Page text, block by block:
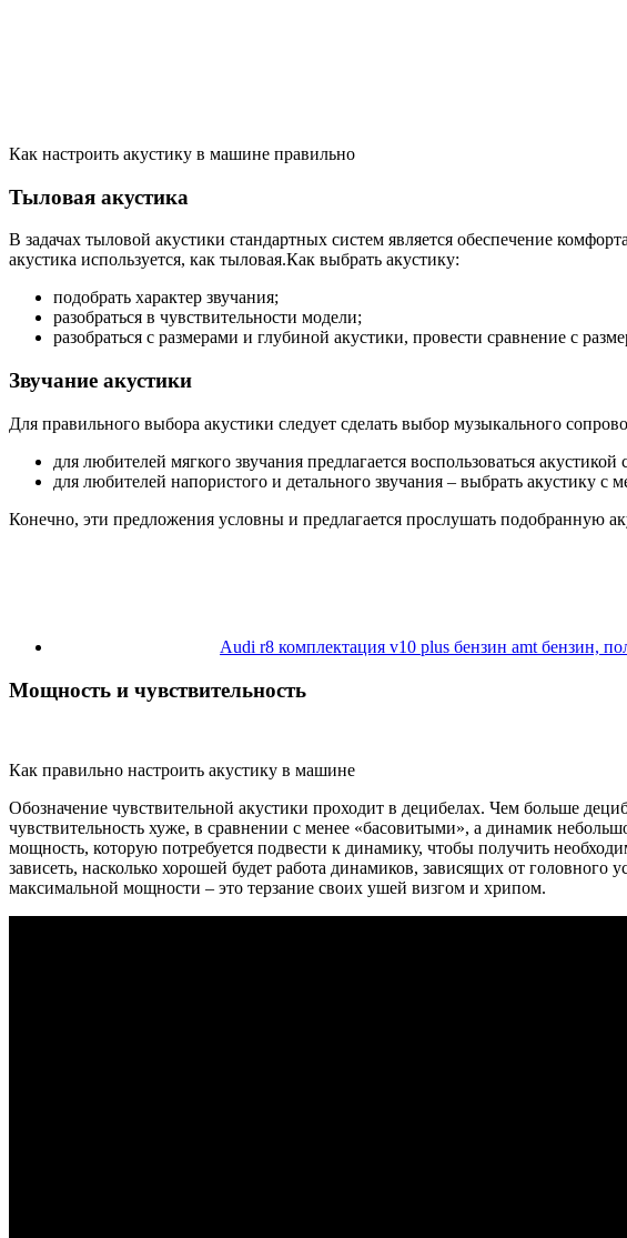
Как настроить акустику в машине правильно
Тыловая акустика
В задачах тыловой акустики стандартных систем является обеспечение
акустика используется, как тыловая.Как выбрать акустику:
подобрать характер звучания;
разобраться в чувствительности модели;
разобраться с размерами и глубиной акустики, провести сравнение с
Звучание акустики
Для правильного выбора акустики следует сделать выбор музыкального
для любителей мягкого звучания предлагается воспользоваться
для любителей напористого и детального звучания – выбрать акустику с
Конечно, эти предложения условны и предлагается прослушать подобранную
Audi r8 комплектация v10 plus бензин amt бензин,
Мощность и чувствительность
Как правильно настроить акустику в машине
Обозначение чувствительной акустики проходит в децибелах. Чем больше
чувствительность хуже, в сравнении с менее «басовитыми», а динамик
мощность, которую потребуется подвести к динамику, чтобы получить
зависеть, насколько хорошей будет работа динамиков, зависящих от
максимальной мощности – это терзание своих ушей визгом и хрипом.